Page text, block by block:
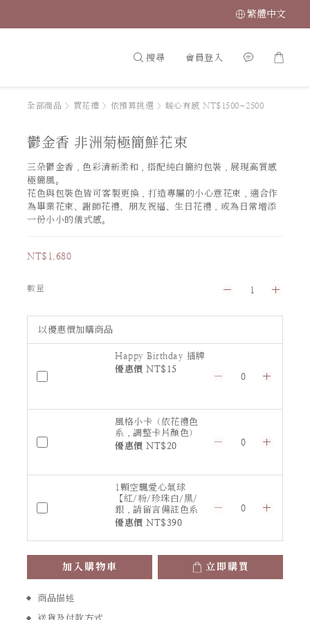
繁體中文
搜尋 會員登入
全部商品 > 買花禮 > 依預算挑選 > 暖心有感 NT$1500~2500
鬱金香 非洲菊極簡鮮花束
三朵鬱金香，色彩清新柔和，搭配純白簡約包裝，展現高質感
極簡風。
花色與包裝色皆可客製更換，打造專屬的小心意花束，適合作
為畢業花束、謝師花禮、朋友祝福、生日花禮，或為日常增添
一份小小的儀式感。
NT$1,680
數量
以優惠價加購商品
Happy Birthday 插牌
優惠價 NT$15
風格小卡（依花禮色
系，調整卡片顏色）
優惠價 NT$20
1顆空飄愛心氣球
【紅/粉/珍珠白/黑/
銀，請留言備註色系
或指定顏色】
優惠價 NT$390
加入購物車 立即購買
商品描述